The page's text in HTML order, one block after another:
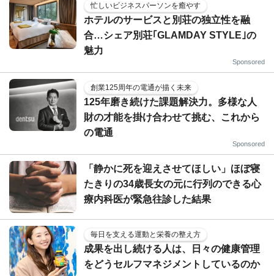
忙しいビジネスパーソンを癒やす
ホテルのサービスと別荘の独立性を融
合…シェア別荘｢GLAMDAY STYLE｣の
魅力
Sponsored
創業125周年の電通が描く未来
125年磨き続けた課題解決力。多様な人
財の才能を掛け合わせて挑む、これから
の電通
Sponsored
「静かに死を迎えさせてほしい」ほぼ寝
たきりの34歳長女の元に行列のできる心
療内科医が緊急往診した結果
毎日を支える運動と栄養の整え方
成果を出し続ける人は、日々の健康管理
をどうセルフマネジメントしているのか